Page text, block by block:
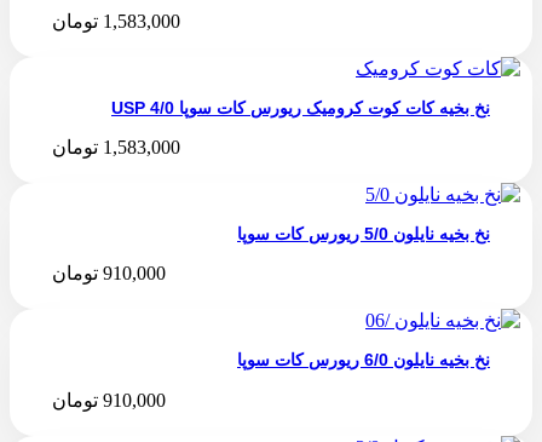
1,583,000 تومان
نخ بخیه کات کوت کرومیک ریورس کات سوپا 4/0 USP
1,583,000 تومان
نخ بخیه نایلون 5/0 ریورس کات سوپا
910,000 تومان
نخ بخیه نایلون 6/0 ریورس کات سوپا
910,000 تومان